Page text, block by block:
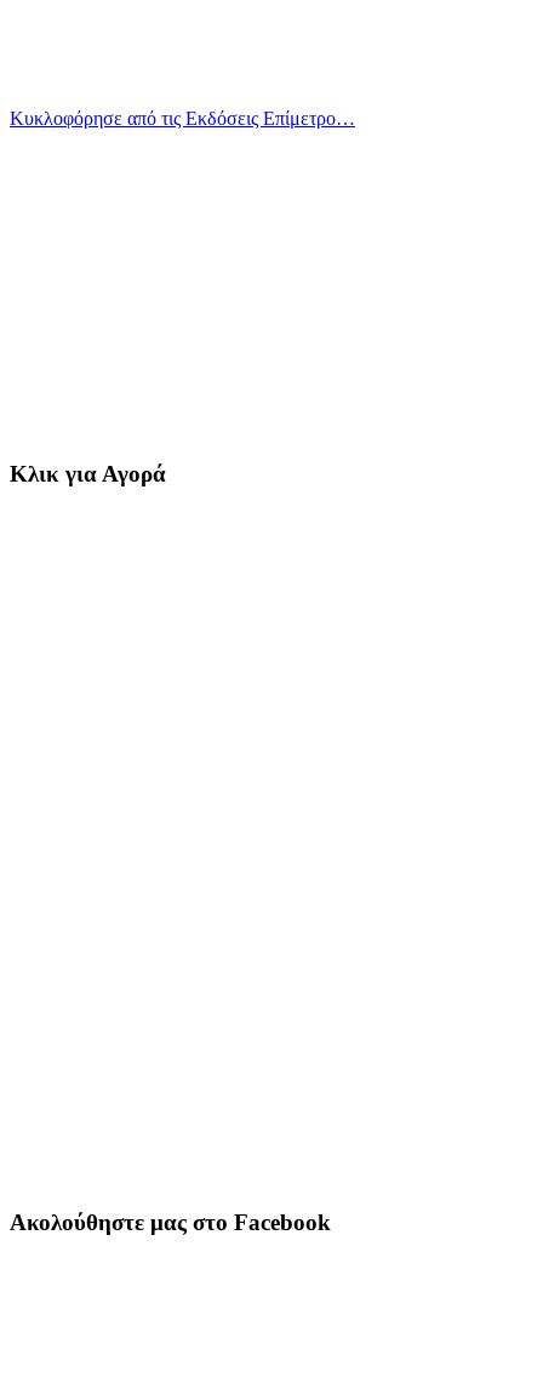
Κυκλοφόρησε από τις Εκδόσεις Επίμετρο…
Κλικ για Αγορά
Ακολούθηστε μας στο Facebook